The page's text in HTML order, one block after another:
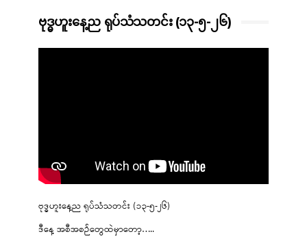
ဗုဒ္ဓဟူးနေ့ည ရုပ်သံသတင်း (၁၃-၅-၂၆)
ဗုဒ္ဓဟူးနေ့ည ရုပ်သံသတင်း (၁၃-၅-၂၆)
ဒီနေ့ အစီအစဉ်တွေထဲမှာတော့…..